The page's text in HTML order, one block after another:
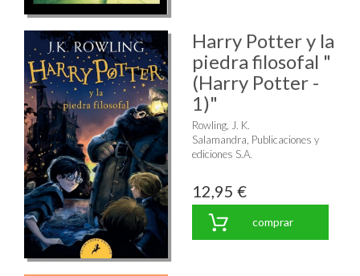
Harry Potter y la
piedra filosofal "
(Harry Potter -
1)"
Rowling, J. K.
Salamandra, Publicaciones y
ediciones S.A.
12,95 €
comprar